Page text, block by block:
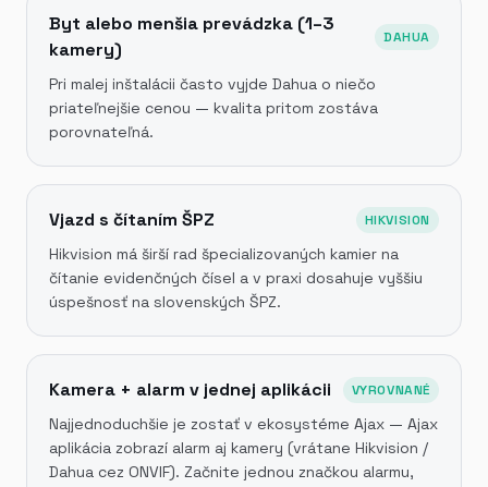
Byt alebo menšia prevádzka (1–3
kamery)
DAHUA
Pri malej inštalácii často vyjde Dahua o niečo
priateľnejšie cenou — kvalita pritom zostáva
porovnateľná.
Vjazd s čítaním ŠPZ HIKVISION
Hikvision má širší rad špecializovaných kamier na
čítanie evidenčných čísel a v praxi dosahuje vyššiu
úspešnosť na slovenských ŠPZ.
Kamera + alarm v jednej aplikácii VYROVNANÉ
Najjednoduchšie je zostať v ekosystéme Ajax — Ajax
aplikácia zobrazí alarm aj kamery (vrátane Hikvision /
Dahua cez ONVIF). Začnite jednou značkou alarmu,